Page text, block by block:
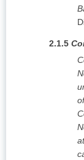
2.1.5